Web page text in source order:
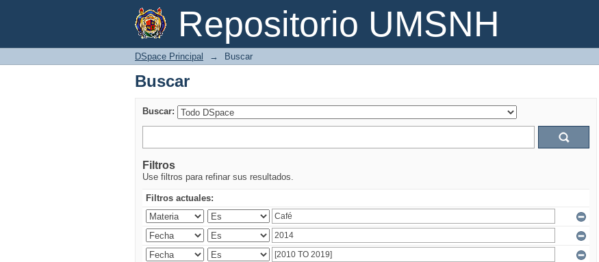
Repositorio UMSNH
Buscar
DSpace Principal → Buscar
Buscar
Buscar:
Filtros
Use filtros para refinar sus resultados.
Filtros actuales: